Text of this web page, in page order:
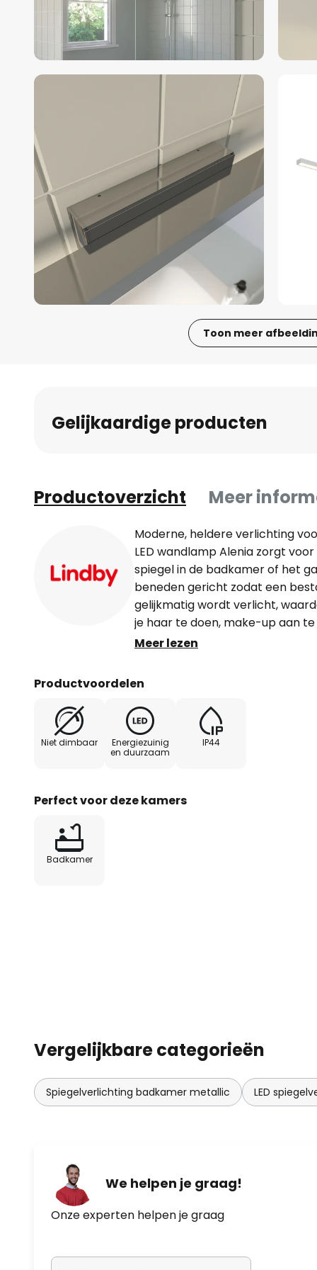
Toon meer
vanGelijkaardige producten
Productoverzicht Meer
Moderne, heldere verlichting
LED wandlamp Alenia zorgt
spiegel in de badkamer of het
beneden gericht zodat een
gelijkmatig wordt verlicht,
je haar te doen, make-up aan
warmwitte LED's blijken
harmonieert ook mooi met de
omdat deze meestal ook
Meer lezen
Productvoordelen
Niet dimbaar
Energiezuinig
en duurzaam
IP44
Perfect voor deze kamers
Badkamer
Vergelijkbare categorieën
Spiegelverlichting badkamer metallic LED
We helpen je graag!
Onze experten helpen je graag